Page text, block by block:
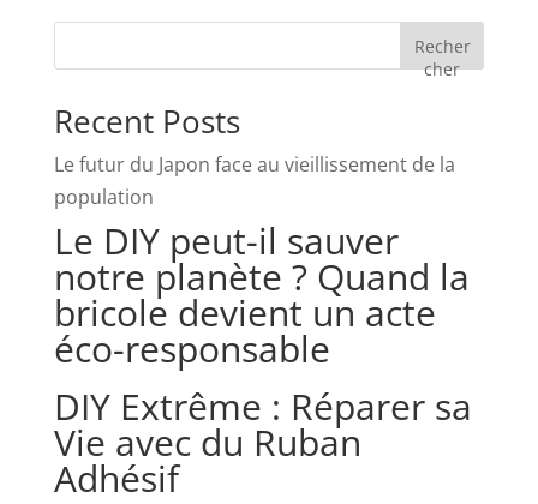
Recher
cher
Recent Posts
Le futur du Japon face au vieillissement de la
population
Le DIY peut-il sauver
notre planète ? Quand la
bricole devient un acte
éco-responsable
DIY Extrême : Réparer sa
Vie avec du Ruban
Adhésif